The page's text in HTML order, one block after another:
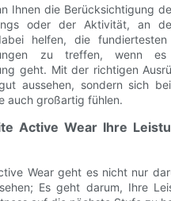
Ihnen die Berücksichtigung
oder der Aktivität, an
helfen, die
zu treffen, wenn
geht. Mit der richtigen
aussehen, sondern sich
auch großartig fühlen.
Active Wear Ihre
Wear geht es nicht nur
Es geht darum, Ihre